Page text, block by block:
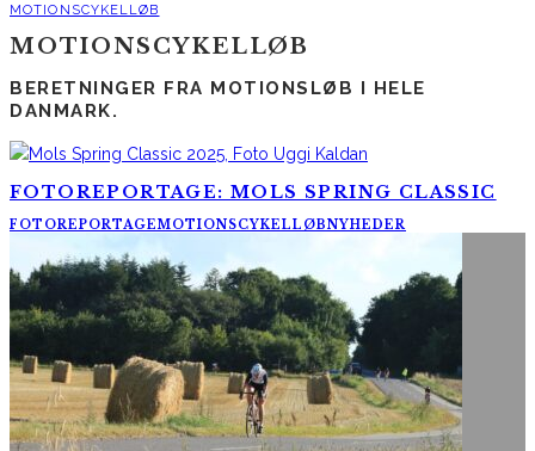
MOTIONSCYKELLØB
MOTIONSCYKELLØB
BERETNINGER FRA MOTIONSLØB I HELE
DANMARK.
FOTOREPORTAGE: MOLS SPRING CLASSIC
FOTOREPORTAGEMOTIONSCYKELLØBNYHEDER